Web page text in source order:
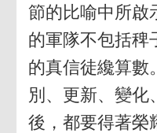
節的比喻中所啟
的軍隊不包括稗
的真信徒纔算數
別、更新、變化
後，都要得著榮